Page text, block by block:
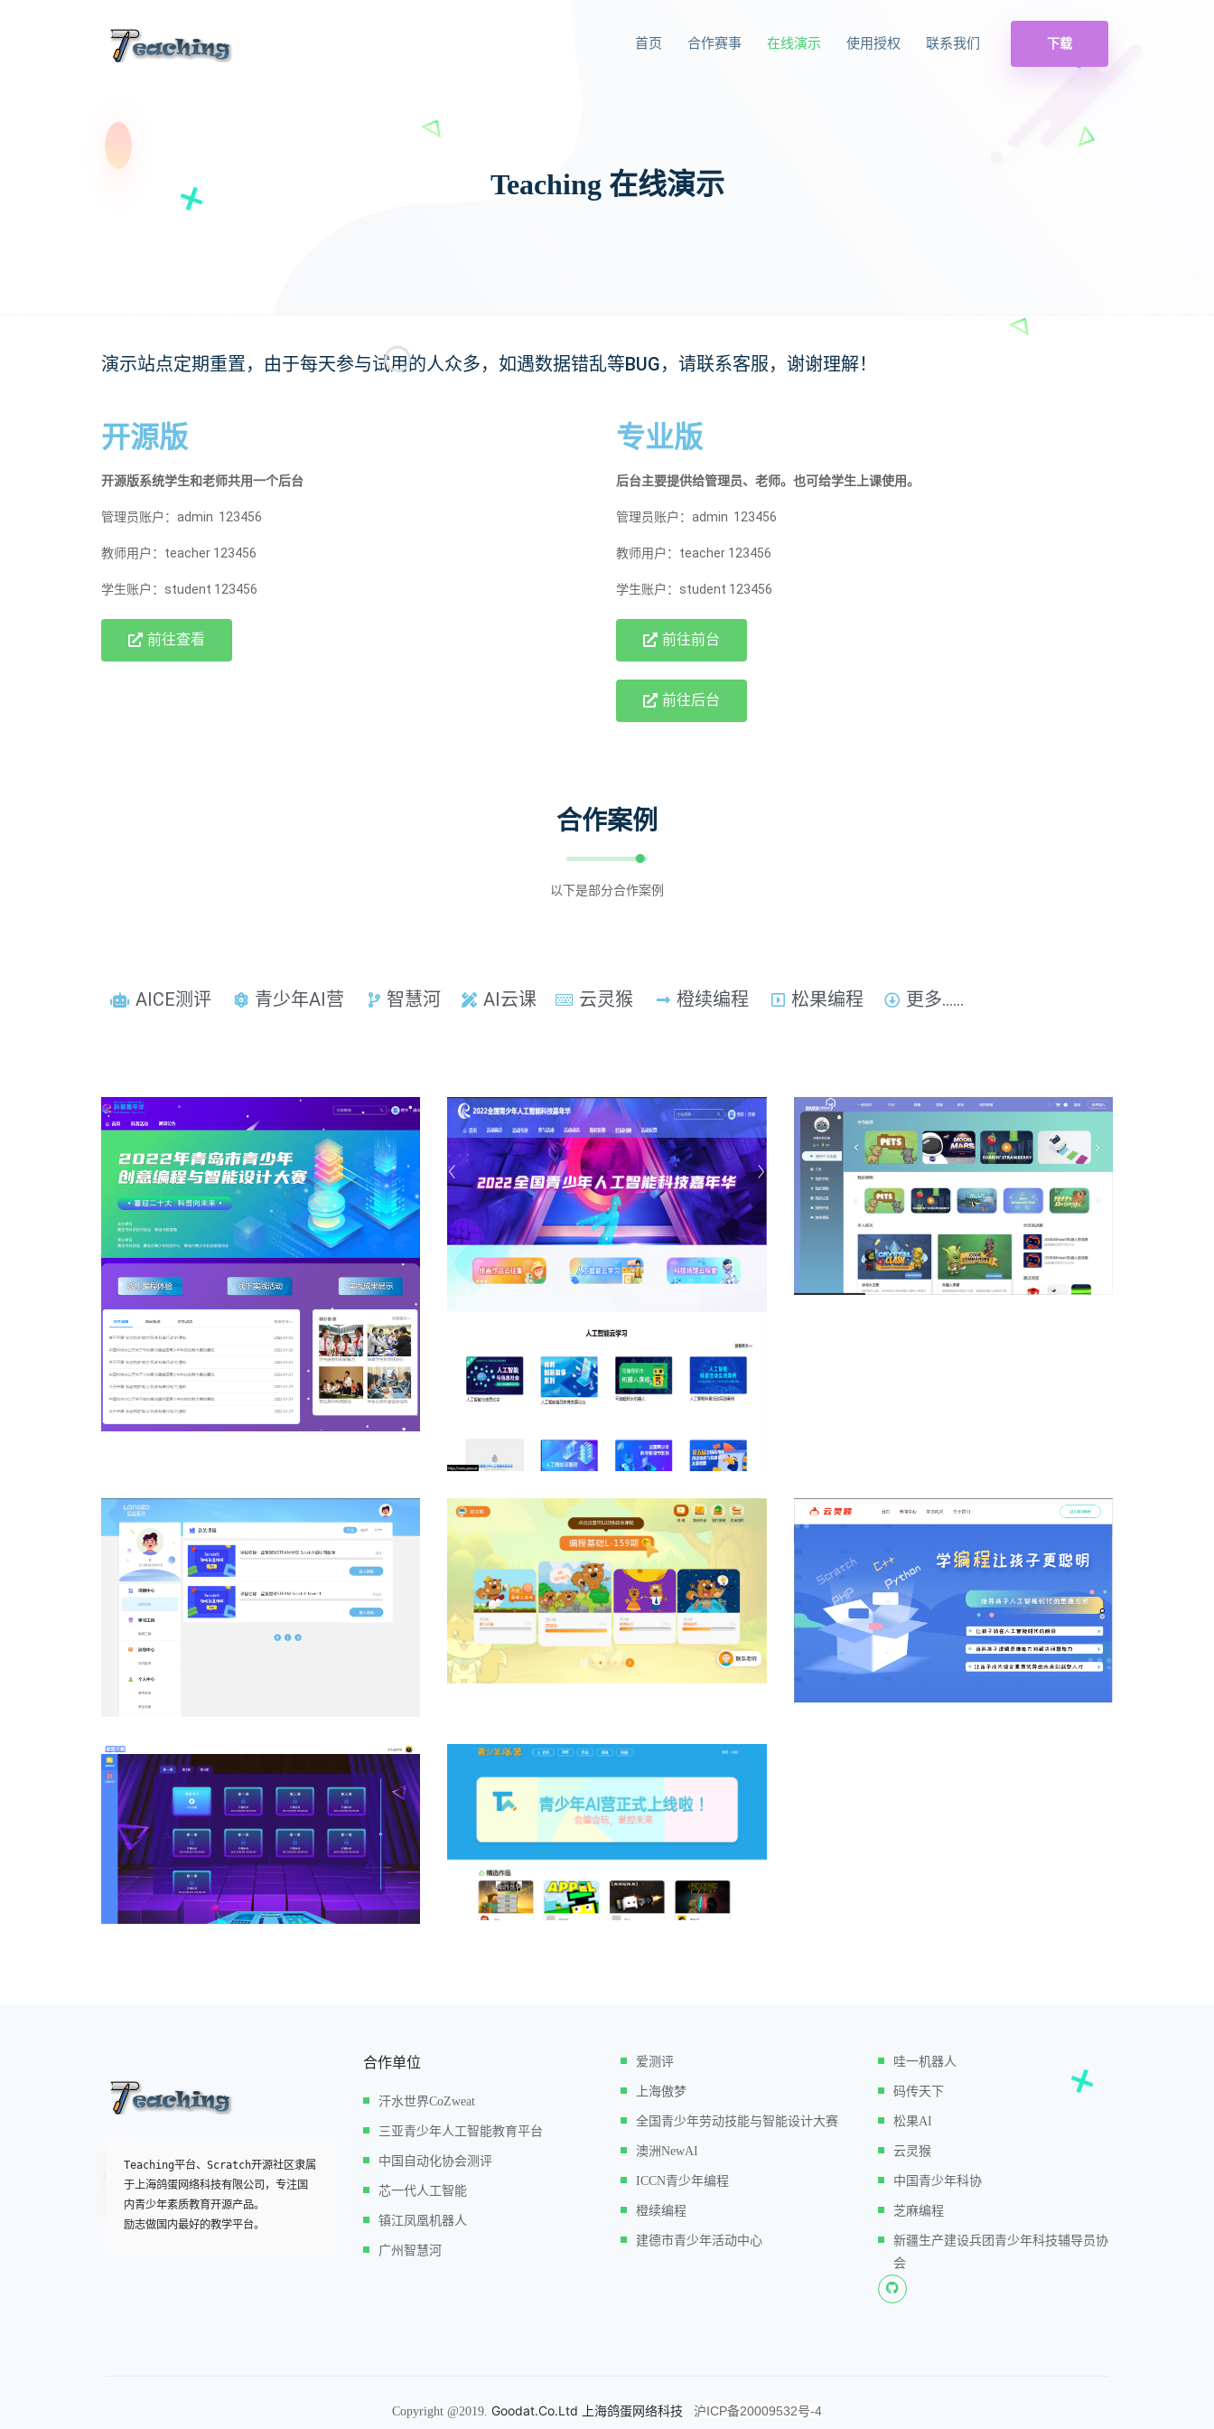
首页 合作赛事 在线演示 使用授权 联系我们 下载
Teaching 在线演示
演示站点定期重置，由于每天参与试用的人众多，如遇数据错乱等BUG，请联系客服，谢谢理解！
开源版
开源版系统学生和老师共用一个后台
管理员账户：admin 123456
教师用户：teacher 123456
学生账户：student 123456
前往查看
专业版
后台主要提供给管理员、老师。也可给学生上课使用。
管理员账户：admin 123456
教师用户：teacher 123456
学生账户：student 123456
前往前台
前往后台
合作案例
以下是部分合作案例
AICE测评 青少年AI营 智慧河 AI云课 云灵猴 橙续编程 松果编程 更多……
Teaching平台、Scratch开源社区隶属
于上海鸽蛋网络科技有限公司，专注国
内青少年素质教育开源产品。
励志做国内最好的教学平台。
合作单位
汗水世界CoZweat
三亚青少年人工智能教育平台
中国自动化协会测评
芯一代人工智能
镇江凤凰机器人
广州智慧河
爱测评
上海傲梦
全国青少年劳动技能与智能设计大赛
澳洲NewAI
ICCN青少年编程
橙续编程
建德市青少年活动中心
哇一机器人
码传天下
松果AI
云灵猴
中国青少年科协
芝麻编程
新疆生产建设兵团青少年科技辅导员协
会
Copyright @2019. Goodat.Co.Ltd 上海鸽蛋网络科技 沪ICP备20009532号-4